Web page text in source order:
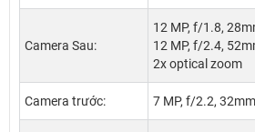
Camera Sau:
12 MP, f/1.8,
12 MP, f/2.4,
2x optical zoom
Camera trước: 7 MP, f/2.2, 32mm